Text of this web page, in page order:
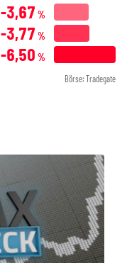
-3,67 %
-3,77 %
-6,50 %
Börse: Tradegate